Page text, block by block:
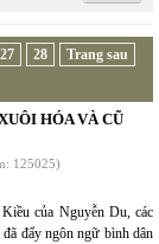
27 28
Trang sau
HÓA VÀ CŨ
125025)
của Nguyễn Du, các
đẩy ngôn ngữ bình dân